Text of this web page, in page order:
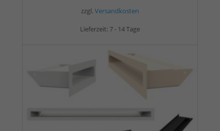
zzgl. Versandkosten
Lieferzeit: 7 - 14 Tage